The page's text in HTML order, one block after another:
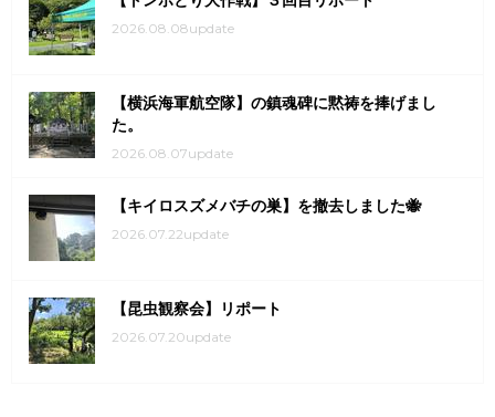
2026.08.08update
【横浜海軍航空隊】の鎮魂碑に黙祷を捧げまし
た。
2026.08.07update
【キイロスズメバチの巣】を撤去しました🐝
2026.07.22update
【昆虫観察会】リポート
2026.07.20update